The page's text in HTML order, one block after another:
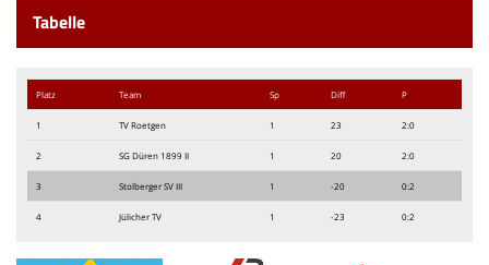
Tabelle
Platz Team Sp Diff P
1 TV Roetgen 1 23 2:0
2 SG Düren 1899 II 1 20 2:0
3 Stolberger SV III 1 -20 0:2
4 Jülicher TV 1 -23 0:2